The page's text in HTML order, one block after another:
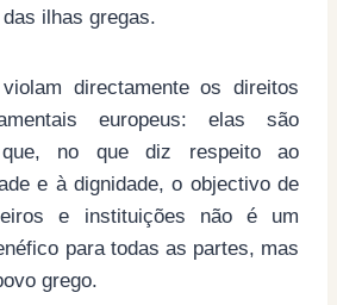
ilhas gregas.
directamente os direitos
europeus: elas são
que, no que diz respeito ao
e à dignidade, o objectivo de
e instituições não é um
para todas as partes, mas
grego.